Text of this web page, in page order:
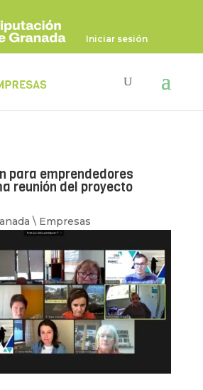
Iniciar sesión
para emprendedores
reunión del proyecto
\ Empresas